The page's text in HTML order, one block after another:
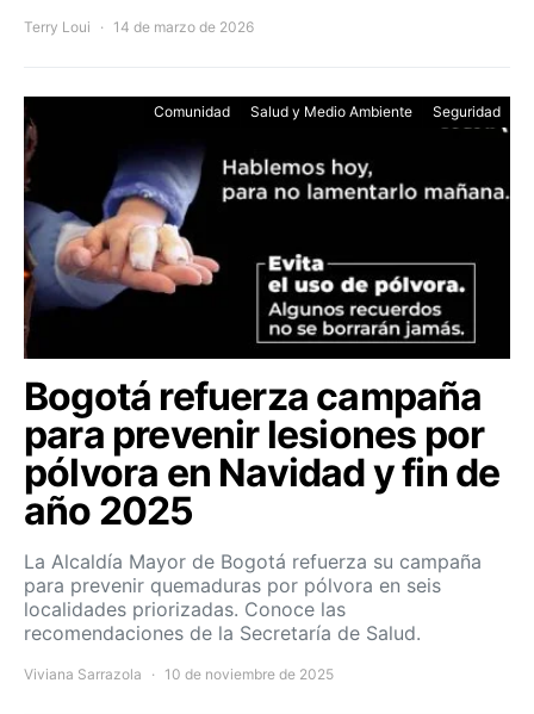
Terry Loui 14 de marzo de 2026
Comunidad Salud y Medio Ambiente Seguridad
Bogotá refuerza campaña
para prevenir lesiones por
pólvora en Navidad y fin de
año 2025
La Alcaldía Mayor de Bogotá refuerza su campaña
para prevenir quemaduras por pólvora en seis
localidades priorizadas. Conoce las
recomendaciones de la Secretaría de Salud.
Viviana Sarrazola 10 de noviembre de 2025